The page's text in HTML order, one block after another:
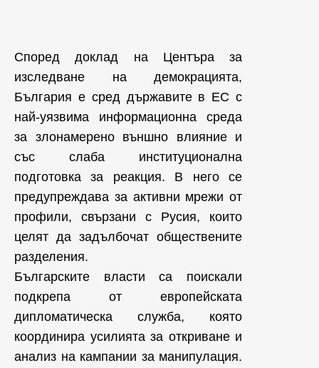
Според доклад на Центъра за
изследване на демокрацията,
България е сред държавите в ЕС с
най-уязвима информационна среда
за злонамерено външно влияние и
със слаба институционална
подготовка за реакция. В него се
предупреждава за активни мрежи от
профили, свързани с Русия, които
целят да задълбочат обществените
разделения.
Българските власти са поискали
подкрепа от европейската
дипломатическа служба, която
координира усилията за откриване и
анализ на кампании за манипулация.